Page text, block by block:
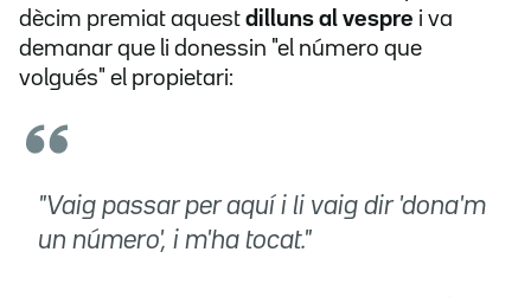
dècim premiat aquest dilluns al vespre i va
demanar que li donessin "el número que
volgués" el propietari:
"Vaig passar per aquí i li vaig dir 'dona'm
un número', i m'ha tocat."